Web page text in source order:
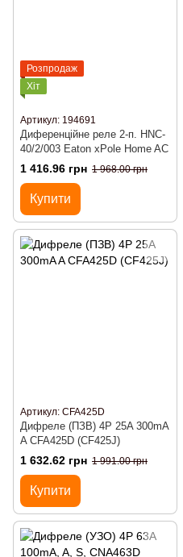
Розпродаж
Хіт
Артикул: 194691
Диференційне реле 2-п. HNC-
40/2/003 Eaton xPole Home AC
1 416.96 грн 1 968.00 грн
Купити
Артикул: CFA425D
Дифреле (ПЗВ) 4P 25A 300mA
A CFA425D (CF425J)
1 632.62 грн 1 991.00 грн
Купити